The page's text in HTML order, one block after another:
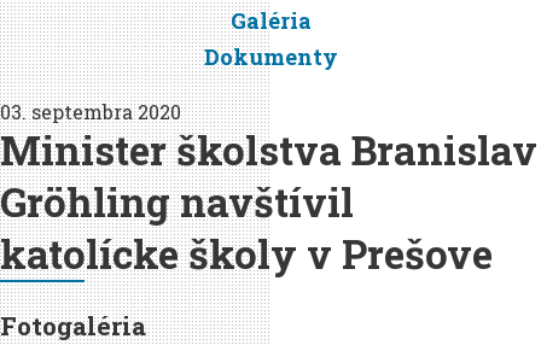
Galéria
Dokumenty
03. septembra 2020
Minister školstva Branislav
Gröhling navštívil
katolícke školy v Prešove
Fotogaléria